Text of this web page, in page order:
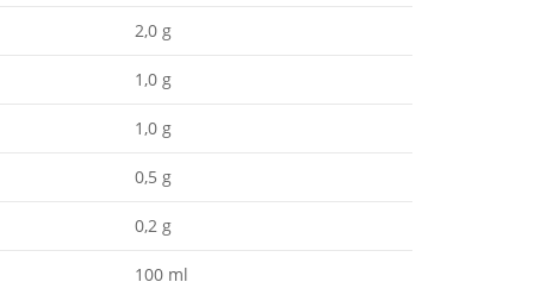
2,0 g
1,0 g
1,0 g
0,5 g
0,2 g
100 ml